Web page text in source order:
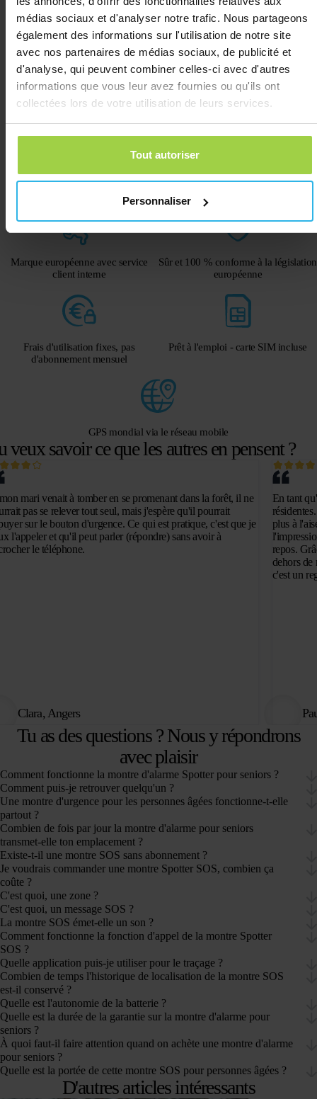
médias sociaux et d'analyser notre trafic. Nous partageons
également des informations sur l'utilisation de notre site
avec nos partenaires de médias sociaux, de publicité et
d'analyse, qui peuvent combiner celles-ci avec d'autres
informations que vous leur avez fournies ou qu'ils ont
collectées lors de votre utilisation de leurs services.
Tout autoriser
Personnaliser
Histoire
Où le Spotter est-il allé et quand ?
Notifications push
Des notifications pratiques directement
Pourquoi choisir Spotter ?
Marque européenne avec service
client interne
Sûr et 100 % conforme à la législation
européenne
Frais d'utilisation fixes, pas
d'abonnement mensuel
Prêt à l'emploi - carte SIM incluse
GPS mondial via le réseau mobile
veux savoir ce que les autres en pensent ?
mari venait à tomber en se promenant dans la forêt, il ne
pas se relever tout seul, mais j'espère qu'il pourrait
sur le bouton d'urgence. Ce qui est pratique, c'est que je
l'appeler et qu'il peut parler (répondre) sans avoir à
le téléphone.
Clara, Angers
En tant
plus à
repos.
dehors de
c'est un
Tu as des questions ? Nous y répondrons
avec plaisir
Comment fonctionne la montre d'alarme Spotter pour seniors ?
Comment puis-je retrouver quelqu'un ?
Une montre d'urgence pour les personnes âgées fonctionne-t-elle
partout ?
Combien de fois par jour la montre d'alarme pour seniors
transmet-elle ton emplacement ?
Existe-t-il une montre SOS sans abonnement ?
Je voudrais commander une montre Spotter SOS, combien ça
coûte ?
C'est quoi, une zone ?
C'est quoi, un message SOS ?
La montre SOS émet-elle un son ?
Comment fonctionne la fonction d'appel de la montre Spotter
SOS ?
Quelle application puis-je utiliser pour le traçage ?
Combien de temps l'historique de localisation de la montre SOS
est-il conservé ?
Quelle est l'autonomie de la batterie ?
Quelle est la durée de la garantie sur la montre d'alarme pour
seniors ?
À quoi faut-il faire attention quand on achète une montre d'alarme
pour seniors ?
Quelle est la portée de cette montre SOS pour personnes âgées ?
D'autres articles intéressants